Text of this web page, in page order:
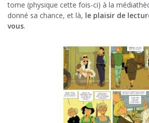
tome (physique cette fois-ci) à la
donné sa chance, et là, le plaisir de
vous.